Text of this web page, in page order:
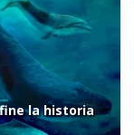
la historia